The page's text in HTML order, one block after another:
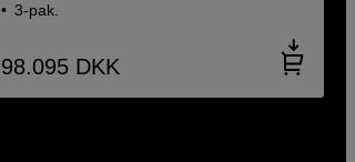
3-pak.
98.095 DKK